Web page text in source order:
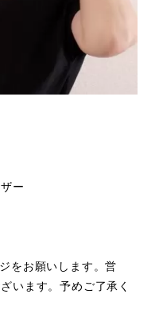
ー
をお願いします。営
います。予めご了承く